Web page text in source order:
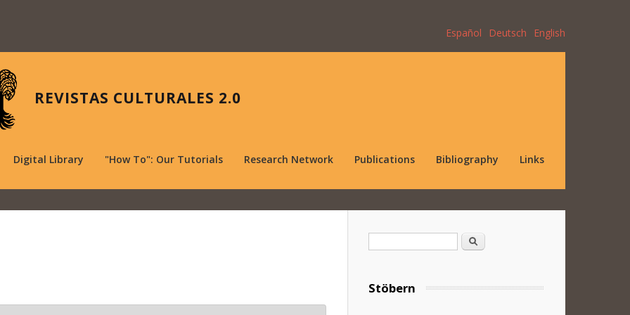
Español Deutsch English
REVISTAS CULTURALES 2.0
Digital Library "How To": Our Tutorials Research Network Publications Bibliography Links
Search
Stöbern